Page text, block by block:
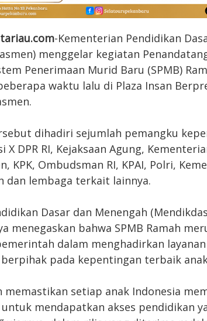
-Kementerian Pendidikan
menggelar kegiatan
Penerimaan Murid Baru (SPMB)
waktu lalu di Plaza Insan
dihadiri sejumlah pemangku
X DPR RI, Kejaksaan Agung,
KPK, Ombudsman RI, KPAI, Polri,
dan lembaga terkait lainnya.
Dasar dan Menengah
menegaskan bahwa SPMB Ramah
dalam menghadirkan
pada kepentingan terbaik
memastikan setiap anak Indonesia
mendapatkan akses pendidikan